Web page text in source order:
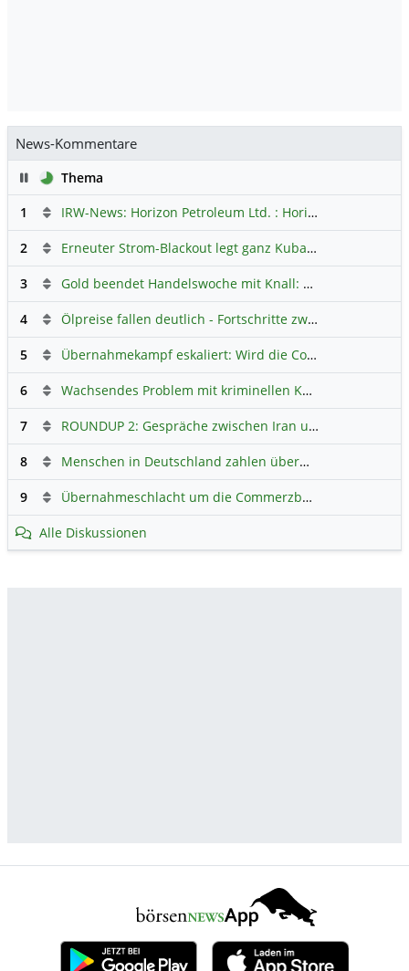
News-Kommentare
PauseThema
1
IRW-News: Horizon Petroleum Ltd. : Horizon Petroleum beginnt mit der Testförderung im Projekt Lachowice in Polen und schließt die Platzierung einer überzeichneten Wandelanleihe ab
2 Erneuter Strom-Blackout legt ganz Kuba lahm
3 Gold beendet Handelswoche mit Knall: Barrick Mining – Ist diese Aktie wieder ein Kauf?
4 Ölpreise fallen deutlich - Fortschritte zwischen USA und Iran belasten
5 Übernahmekampf eskaliert: Wird die Commerzbank italienisch?
6 Wachsendes Problem mit kriminellen Kunden im Online-Handel
7 ROUNDUP 2: Gespräche zwischen Iran und USA starten - Vance optimistisch
8 Menschen in Deutschland zahlen überwiegend ohne Bargeld
9 Übernahmeschlacht um die Commerzbank: UniCredit droht dem Frankfurter Vorstand mit Rauswurf
Alle Diskussionen